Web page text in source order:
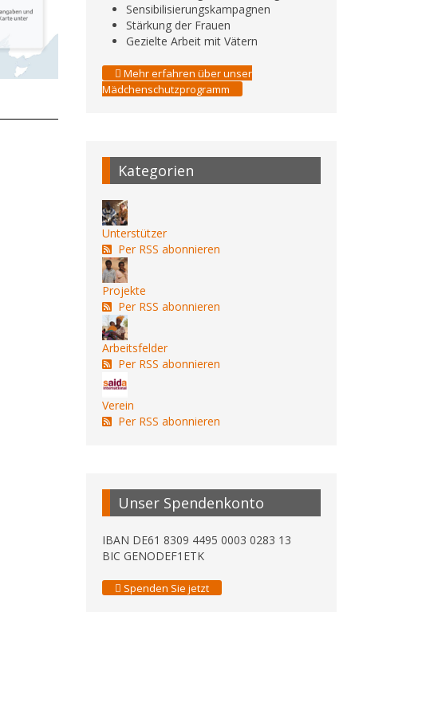
Sensibilisierungskampagnen
Stärkung der Frauen
Gezielte Arbeit mit Vätern
Mehr erfahren über unser
Mädchenschutzprogramm
Kategorien
Unterstützer
Per RSS abonnieren
Projekte
Per RSS abonnieren
Arbeitsfelder
Per RSS abonnieren
Verein
Per RSS abonnieren
Unser Spendenkonto
IBAN DE61 8309 4495 0003 0283 13
BIC GENODEF1ETK
Spenden Sie jetzt